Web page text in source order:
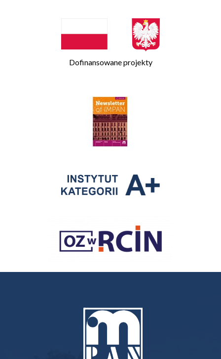
Dofinansowane projekty